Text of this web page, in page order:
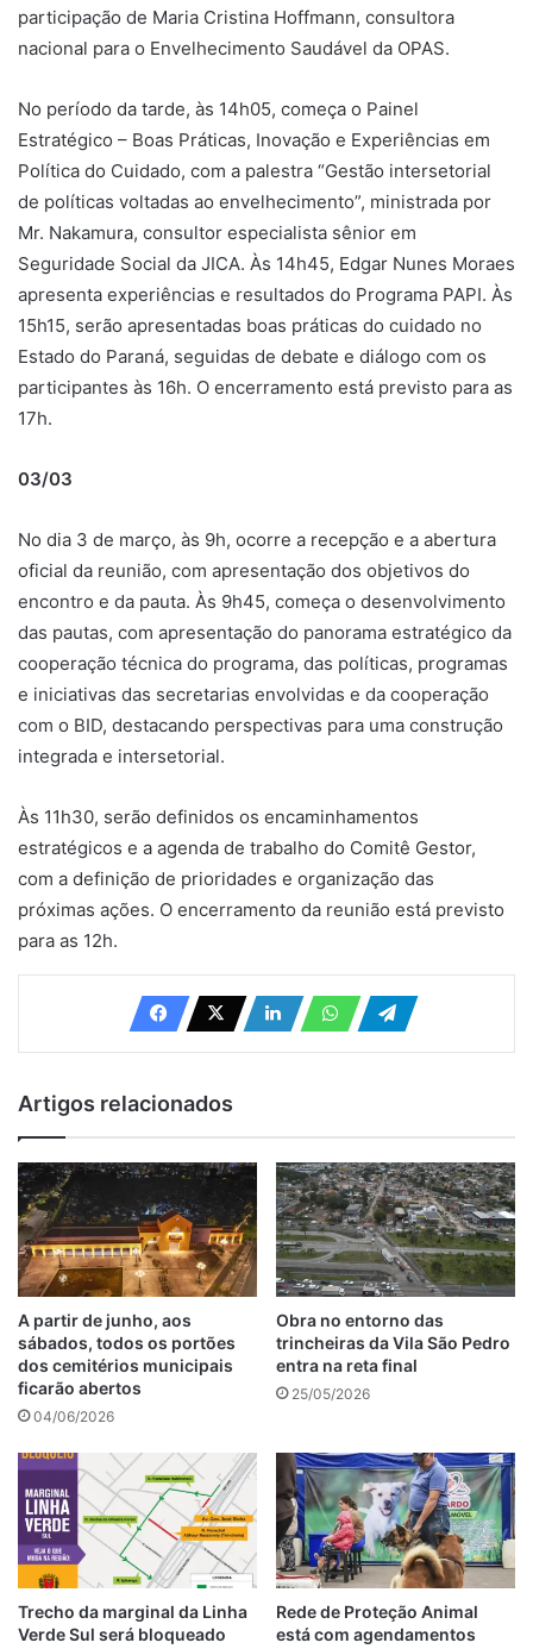
participação de Maria Cristina Hoffmann, consultora
nacional para o Envelhecimento Saudável da OPAS.
No período da tarde, às 14h05, começa o Painel
Estratégico – Boas Práticas, Inovação e Experiências em
Política do Cuidado, com a palestra “Gestão intersetorial
de políticas voltadas ao envelhecimento”, ministrada por
Mr. Nakamura, consultor especialista sênior em
Seguridade Social da JICA. Às 14h45, Edgar Nunes Moraes
apresenta experiências e resultados do Programa PAPI. Às
15h15, serão apresentadas boas práticas do cuidado no
Estado do Paraná, seguidas de debate e diálogo com os
participantes às 16h. O encerramento está previsto para as
17h.
03/03
No dia 3 de março, às 9h, ocorre a recepção e a abertura
oficial da reunião, com apresentação dos objetivos do
encontro e da pauta. Às 9h45, começa o desenvolvimento
das pautas, com apresentação do panorama estratégico da
cooperação técnica do programa, das políticas, programas
e iniciativas das secretarias envolvidas e da cooperação
com o BID, destacando perspectivas para uma construção
integrada e intersetorial.
Às 11h30, serão definidos os encaminhamentos
estratégicos e a agenda de trabalho do Comitê Gestor,
com a definição de prioridades e organização das
próximas ações. O encerramento da reunião está previsto
para as 12h.
Artigos relacionados
A partir de junho, aos
sábados, todos os portões
dos cemitérios municipais
ficarão abertos
04/06/2026
Obra no entorno das
trincheiras da Vila São Pedro
entra na reta final
25/05/2026
Trecho da marginal da Linha
Verde Sul será bloqueado
Rede de Proteção Animal
está com agendamentos